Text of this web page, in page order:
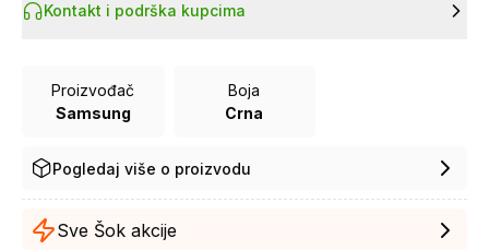
Kontakt i podrška kupcima
Proizvođač
Samsung
Boja
Crna
Pogledaj više o proizvodu
Sve Šok akcije